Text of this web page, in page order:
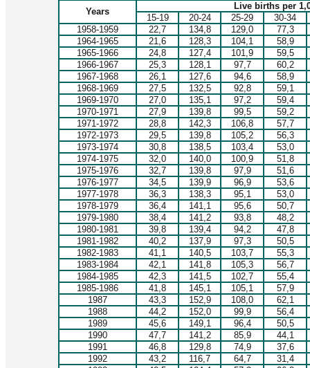
Years
Live births per
15-19
20-24 25-29
30-34
1958-1959
22,7 134,8 129,0
77,3
1964-1965
21,6 128,3 104,1
58,9
1965-1966
24,8 127,4 101,9
59,5
1966-1967
25,3 128,1 97,7
60,2
1967-1968
26,1 127,6 94,6
58,9
1968-1969
27,5 132,5 92,8
59,1
1969-1970
27,0 135,1 97,2
59,4
1970-1971
27,9 139,8 99,5
59,2
1971-1972
28,8 142,3 106,8
57,7
1972-1973
29,5 139,8 105,2
56,3
1973-1974
30,8 138,5 103,4
53,0
1974-1975
32,0 140,0 100,9
51,8
1975-1976
32,7 139,8 97,9
51,6
1976-1977
34,5 139,9 96,9
53,6
1977-1978
36,3 138,3 95,1
53,0
1978-1979
36,4 141,1 95,6
50,7
1979-1980
38,4 141,2 93,8
48,2
1980-1981
39,8 139,4 94,2
47,8
1981-1982
40,2 137,9 97,3
50,5
1982-1983
41,1 140,5 103,7
55,3
1983-1984
42,1 141,8 105,3
56,7
1984-1985
42,3 141,5 102,7
55,4
1985-1986
41,8 145,1 105,1
57,9
1987
43,3 152,9 108,0
62,1
1988
44,2 152,0 99,9
56,4
1989
45,6 149,1 96,4
50,5
1990
47,7 141,2 85,9
44,1
1991
46,8 129,8 74,9
37,6
1992
43,2 116,7 64,7
31,4